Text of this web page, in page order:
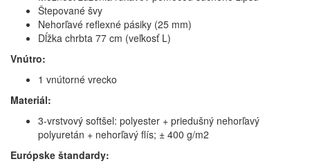
Štepované švy
Nehorľavé reflexné pásiky (25 mm)
Dĺžka chrbta 77 cm (veľkosť L)
Vnútro:
1 vnútorné vrecko
Materiál:
3-vrstvový softšel: polyester + priedušný nehorľavý
polyuretán + nehorľavý flís; ± 400 g/m2
Európske štandardy: